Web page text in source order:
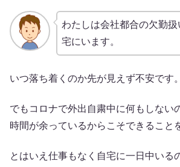
わたしは会社都合の欠勤
宅にいます。
いつ落ち着くのか先が見えず不安です。
でもコロナで外出自粛中に何もしない
時間が余っているからこそできること
とはいえ仕事もなく自宅に一日中いる